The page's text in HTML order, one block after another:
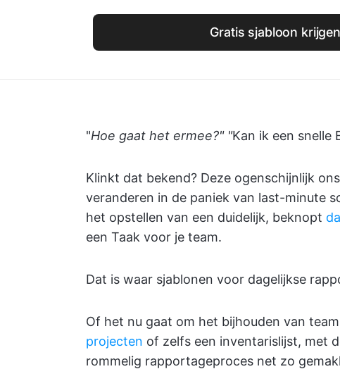
Gratis sjabloon krijgen
"Hoe gaat het ermee?" "Kan ik een snelle
Klinkt dat bekend? Deze ogenschijnlijk
veranderen in de paniek van last-minute
het opstellen van een duidelijk, beknopt
een Taak voor je team.
Dat is waar sjablonen voor dagelijkse
Of het nu gaat om het bijhouden van
projecten of zelfs een inventarislijst, met
rommelig rapportageproces net zo